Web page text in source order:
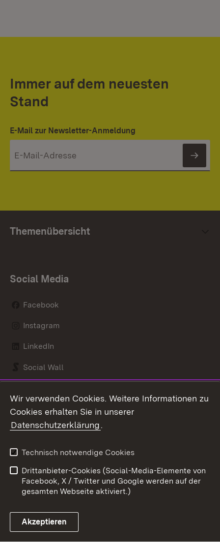
Immer auf dem neuesten
Stand
E-Mail zur Newsletter-Anmeldung
Themenübersicht
Social Media
Facebook
Instagram
LinkedIn
Social Wall
Link zum Landesportal
Kontakt
Barrierefreiheit
Impressum
Cookies
Wir verwenden Cookies. Weitere Informationen zu
Cookies erhalten Sie in unserer
Datenschutzerklärung.
Technisch notwendige Cookies
Drittanbieter-Cookies (Social-Media-Elemente von
Facebook, X / Twitter und Google werden auf der
gesamten Webseite aktiviert.)
Akzeptieren